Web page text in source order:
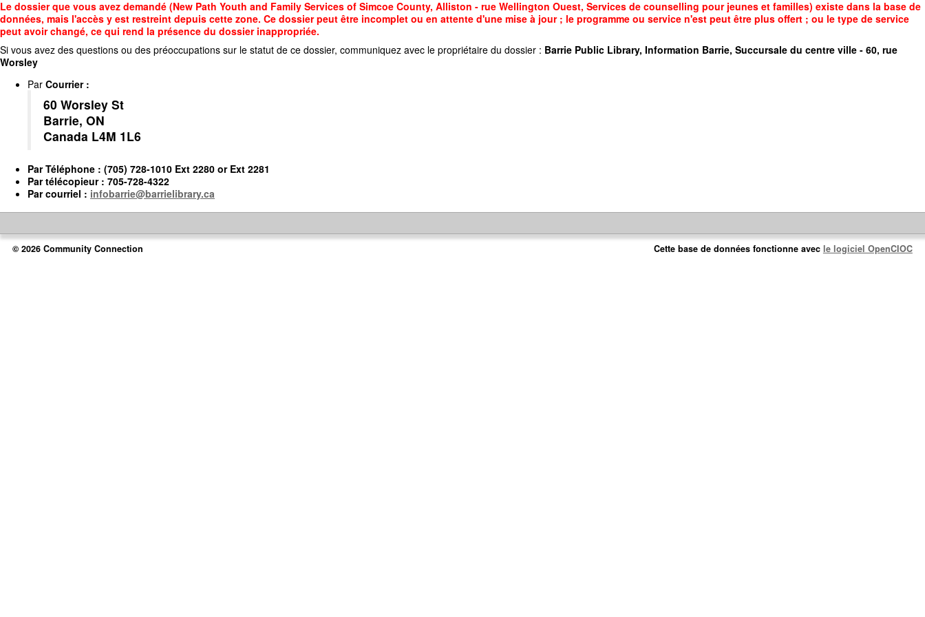
Accédez
au
contenu
principal
Le dossier que vous avez demandé (New Path Youth and Family Services of Simcoe County, Alliston - rue Wellington Ouest, Services de counselling pour jeunes et familles) existe dans la base de
données, mais l'accès y est restreint depuis cette zone. Ce dossier peut être incomplet ou en attente d'une mise à jour ; le programme ou service n'est peut être plus offert ; ou le type de service
peut avoir changé, ce qui rend la présence du dossier inappropriée.
Si vous avez des questions ou des préoccupations sur le statut de ce dossier, communiquez avec le propriétaire du dossier : Barrie Public Library, Information Barrie, Succursale du centre ville - 60, rue
Worsley
Par Courrier:
60 Worsley St
Barrie, ON
Canada L4M 1L6
ParTéléphone : (705) 728-1010 Ext 2280 or Ext 2281
Partélécopieur: 705-728-4322
Parcourriel : infobarrie@barrielibrary.ca
© 2026 Community Connection Cette base de données fonctionne avec le logiciel OpenCIOC